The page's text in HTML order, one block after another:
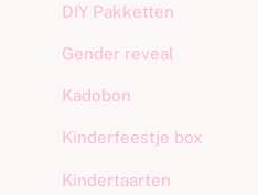
DIY Pakketten
Gender reveal
Kadobon
Kinderfeestje box
Kindertaarten